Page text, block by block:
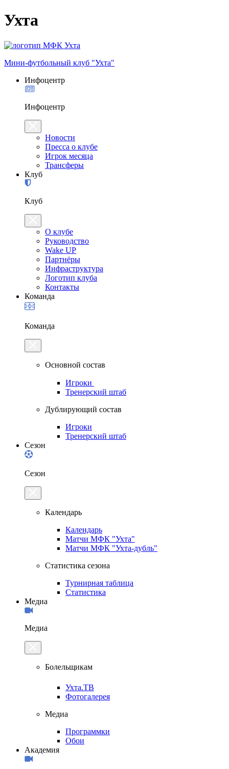
Ухта
Мини-футбольный клуб "Ухта"
Инфоцентр
Инфоцентр
Новости
Пресса о клубе
Игрок месяца
Трансферы
Клуб
Клуб
О клубе
Руководство
Wake UP
Партнёры
Инфраструктура
Логотип клуба
Контакты
Команда
Команда
Основной состав
Игроки
Тренерский штаб
Дублирующий состав
Игроки
Тренерский штаб
Сезон
Сезон
Календарь
Календарь
Матчи МФК "Ухта"
Матчи МФК "Ухта-дубль"
Статистика сезона
Турнирная таблица
Статистика
Медиа
Медиа
Болельщикам
Ухта.ТВ
Фотогалерея
Медиа
Программки
Обои
Академия